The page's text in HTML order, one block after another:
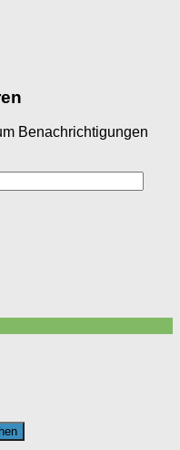
Benachrichtigungen